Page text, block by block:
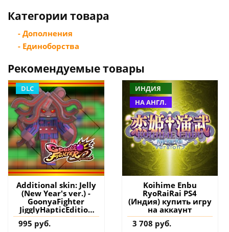
Категории товара
- Дополнения
- Единоборства
Рекомендуемые товары
DLC
Additional skin: Jelly
(New Year's ver.) -
GoonyaFighter
JigglyHapticEdition
PS5 (Турция) купить
дополнение на
995 руб.
ИНДИЯ
НА АНГЛ.
Koihime Enbu
RyoRaiRai PS4
(Индия) купить игру
на аккаунт
3 708 руб.